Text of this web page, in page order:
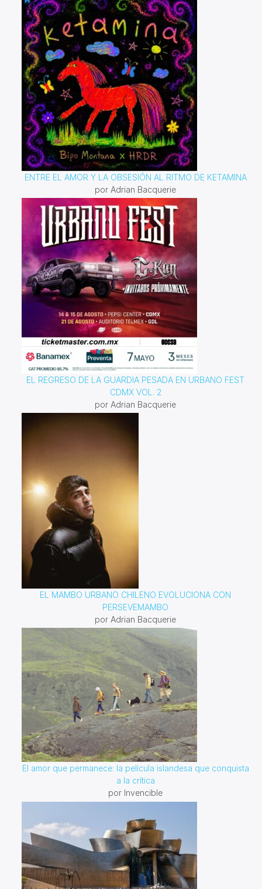
ENTRE EL AMOR Y LA OBSESIÓN AL RITMO DE KETAMINA
por Adrian Bacquerie
EL REGRESO DE LA GUARDIA PESADA EN URBANO FEST
CDMX VOL. 2
por Adrian Bacquerie
EL MAMBO URBANO CHILENO EVOLUCIONA CON
PERSEVEMAMBO
por Adrian Bacquerie
El amor que permanece: la película islandesa que conquista
a la crítica
por Invencible